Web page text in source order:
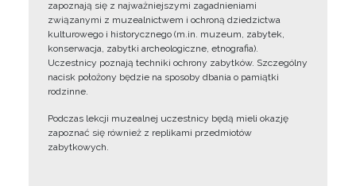
zapoznają się z najważniejszymi zagadnieniami
związanymi z muzealnictwem i ochroną dziedzictwa
kulturowego i historycznego (m.in. muzeum, zabytek,
konserwacja, zabytki archeologiczne, etnografia).
Uczestnicy poznają techniki ochrony zabytków. Szczególny
nacisk położony będzie na sposoby dbania o pamiątki
rodzinne.
Podczas lekcji muzealnej uczestnicy będą mieli okazję
zapoznać się również z replikami przedmiotów
zabytkowych.